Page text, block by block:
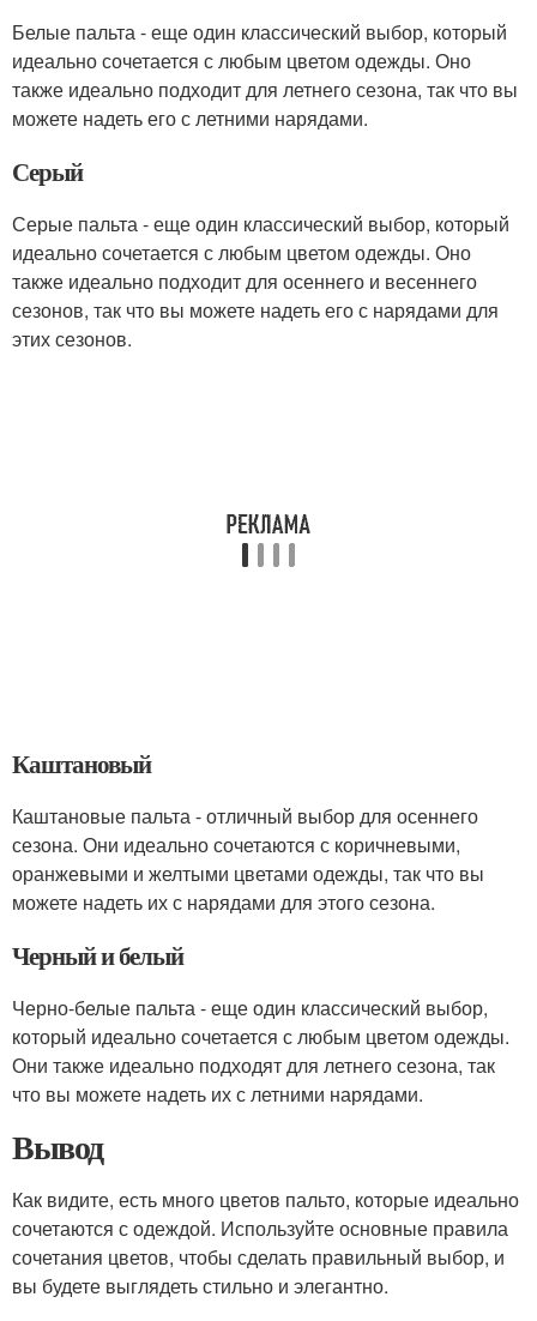
Белые пальта - еще один классический выбор, который
идеально сочетается с любым цветом одежды. Оно
также идеально подходит для летнего сезона, так что вы
можете надеть его с летними нарядами.
Серый
Серые пальта - еще один классический выбор, который
идеально сочетается с любым цветом одежды. Оно
также идеально подходит для осеннего и весеннего
сезонов, так что вы можете надеть его с нарядами для
этих сезонов.
Каштановый
Каштановые пальта - отличный выбор для осеннего
сезона. Они идеально сочетаются с коричневыми,
оранжевыми и желтыми цветами одежды, так что вы
можете надеть их с нарядами для этого сезона.
Черный и белый
Черно-белые пальта - еще один классический выбор,
который идеально сочетается с любым цветом одежды.
Они также идеально подходят для летнего сезона, так
что вы можете надеть их с летними нарядами.
Вывод
Как видите, есть много цветов пальто, которые идеально
сочетаются с одеждой. Используйте основные правила
сочетания цветов, чтобы сделать правильный выбор, и
вы будете выглядеть стильно и элегантно.